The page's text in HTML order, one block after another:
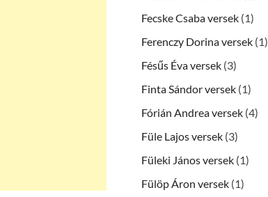
Fecske Csaba versek (1)
Ferenczy Dorina versek (1)
Fésűs Éva versek (3)
Finta Sándor versek (1)
Fórián Andrea versek (4)
Füle Lajos versek (3)
Füleki János versek (1)
Fülöp Áron versek (1)